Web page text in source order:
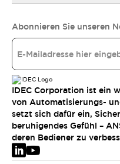
Abonnieren Sie unseren
IDEC Corporation ist ein
von Automatisierungs-
setzt sich dafür ein,
beruhigendes Gefühl –
deren Bediener zu